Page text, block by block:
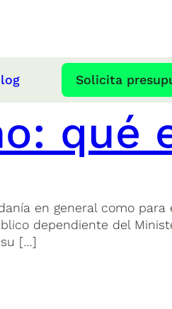
Solicita
qué
en general como para
dependiente del
[…]